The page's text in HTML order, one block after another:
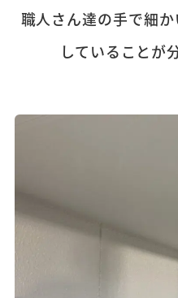
職人さん達の手で細
していること